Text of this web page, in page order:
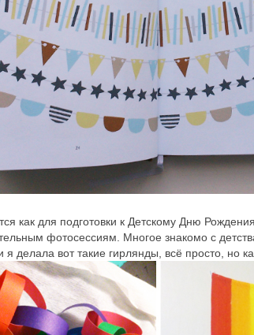
как для подготовки к Детскому Дню
фотосессиям. Многое знакомо с
делала вот такие гирлянды, всё просто, но